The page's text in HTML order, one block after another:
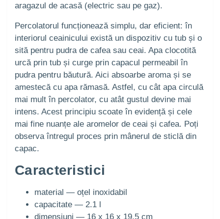
aragazul de acasă (electric sau pe gaz).
Percolatorul funcționează simplu, dar eficient: în
interiorul ceainicului există un dispozitiv cu tub și o
sită pentru pudra de cafea sau ceai. Apa clocotită
urcă prin tub și curge prin capacul permeabil în
pudra pentru băutură. Aici absoarbe aroma și se
amestecă cu apa rămasă. Astfel, cu cât apa circulă
mai mult în percolator, cu atât gustul devine mai
intens. Acest principiu scoate în evidență și cele
mai fine nuanțe ale aromelor de ceai și cafea. Poți
observa întregul proces prin mânerul de sticlă din
capac.
Caracteristici
material — oțel inoxidabil
capacitate — 2.1 l
dimensiuni — 16 x 16 x 19.5 cm